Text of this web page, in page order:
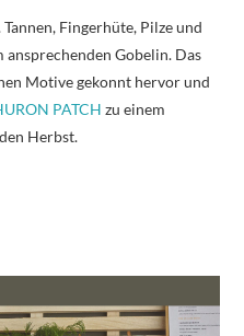
Fingerhüte, Pilze und
Gobelin. Das
Motive gekonnt hervor und
PATCH zu einem
Herbst.